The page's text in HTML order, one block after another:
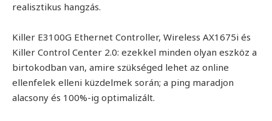
realisztikus hangzás.
Killer E3100G Ethernet Controller, Wireless AX1675i és
Killer Control Center 2.0: ezekkel minden olyan eszköz a
birtokodban van, amire szükséged lehet az online
ellenfelek elleni küzdelmek során; a ping maradjon
alacsony és 100%-ig optimalizált.